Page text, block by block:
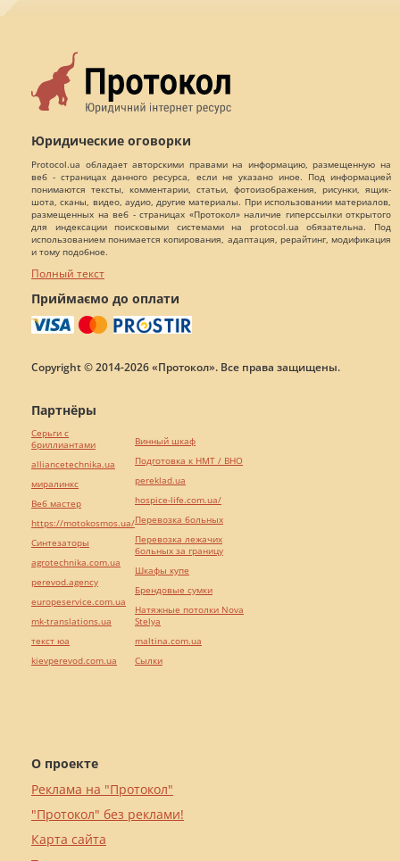
Юридические оговорки
Protocol.ua обладает авторскими правами на информацию, размещенную на
веб - страницах данного ресурса, если не указано иное. Под информацией
понимаются тексты, комментарии, статьи, фотоизображения, рисунки, ящик-
шота, сканы, видео, аудио, другие материалы. При использовании материалов,
размещенных на веб - страницах «Протокол» наличие гиперссылки открытого
для индексации поисковыми системами на protocol.ua обязательна. Под
использованием понимается копирования, адаптация, рерайтинг, модификация
и тому подобное.
Полный текст
Приймаємо до оплати
Copyright © 2014-2026 «Протокол». Все права защищены.
О проекте
Реклама на "Протокол"
"Протокол" без реклами!
Карта сайта
Партнёры
Серьги с
бриллиантами
alliancetechnika.ua
миралинкс
Веб мастер
https://motokosmos.ua/
Синтезаторы
agrotechnika.com.ua
perevod.agency
europeservice.com.ua
mk-translations.ua
текст юа
kievperevod.com.ua
Винный шкаф
Подготовка к НМТ / ВНО
pereklad.ua
hospice-life.com.ua/
Перевозка больных
Перевозка лежачих
больных за границу
Шкафы купе
Брендовые сумки
Натяжные потолки Nova
Stelya
maltina.com.ua
Cылки